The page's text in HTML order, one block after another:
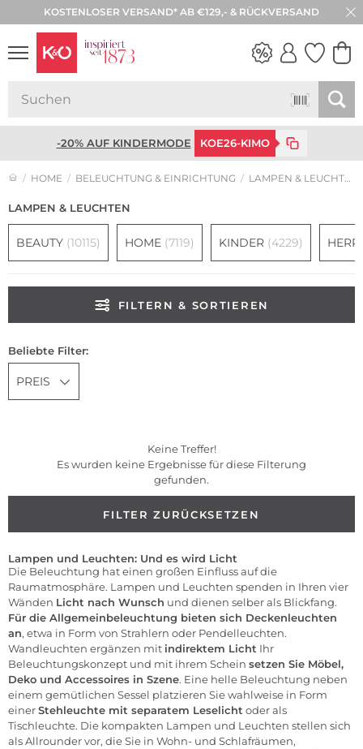
KOSTENLOSER VERSAND* AB €129,- & RÜCKVERSAND
-20% AUF KINDERMODE KOE26-KIMO
HOME BELEUCHTUNG & EINRICHTUNG LAMPEN & LEUCHTEN
LAMPEN & LEUCHTEN
BEAUTY (10115) HOME (7119) KINDER (4229)
FILTERN & SORTIEREN
Beliebte Filter:
PREIS
Keine Treffer!
Es wurden keine Ergebnisse für diese Filterung
gefunden.
FILTER ZURÜCKSETZEN
Lampen und Leuchten: Und es wird Licht
Die Beleuchtung hat einen großen Einfluss auf die
Raumatmosphäre. Lampen und Leuchten spenden in Ihren vier
Wänden Licht nach Wunsch und dienen selber als Blickfang.
Für die Allgemeinbeleuchtung bieten sich Deckenleuchten
an, etwa in Form von Strahlern oder Pendelleuchten.
Wandleuchten ergänzen mit indirektem Licht Ihr
Beleuchtungskonzept und mit ihrem Schein setzen Sie Möbel,
Deko und Accessoires in Szene. Eine helle Beleuchtung neben
einem gemütlichen Sessel platzieren Sie wahlweise in Form
einerStehleuchte mit separatem Leselicht oder als
Tischleuchte. Die kompakten Lampen und Leuchten stellen sich
als Allrounder vor, die Sie in Wohn- und Schlafräumen,